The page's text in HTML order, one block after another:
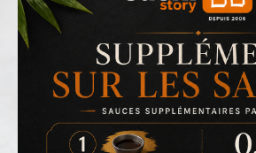
ACCUEIL
LA CARTE